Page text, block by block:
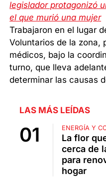
legislador protagonizó
el que murió una mujer
Trabajaron en el lugar
Voluntarios de la zona,
médicos, bajo la
turno, que lleva
determinar las causas
LAS MÁS LEÍDAS
ENERGÍA Y
La flor
cerca de
para
hogar